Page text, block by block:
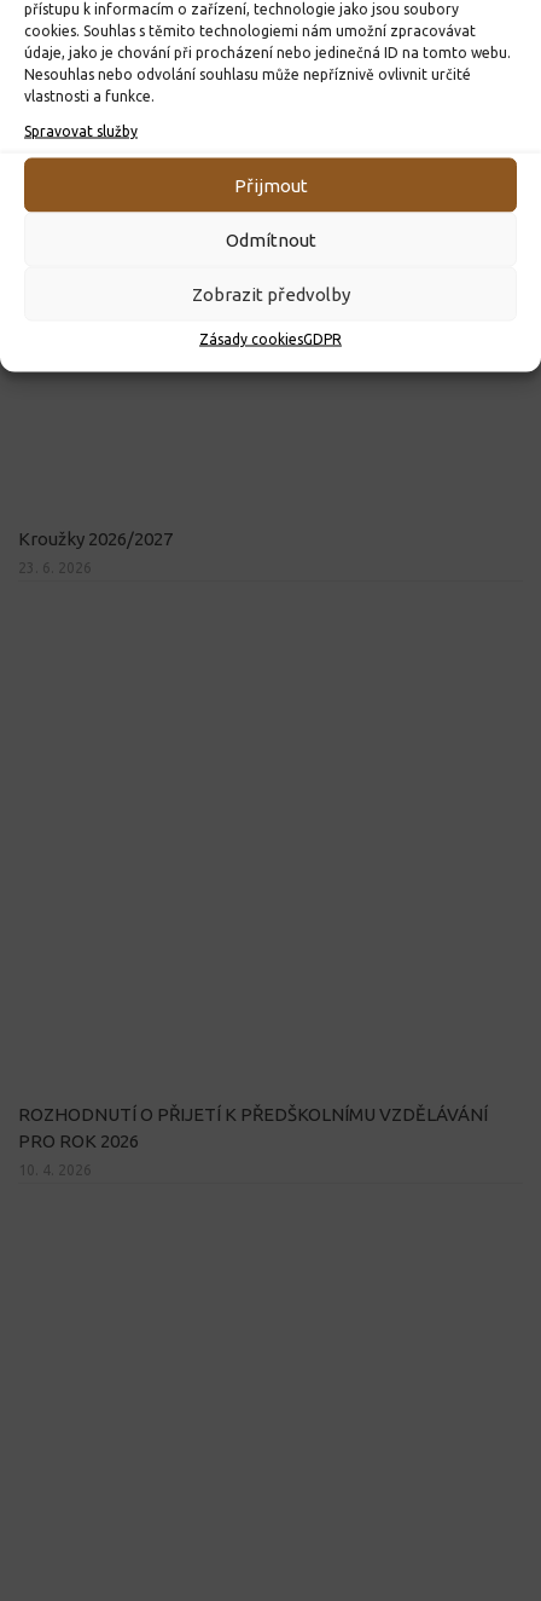
přístupu k informacím o zařízení, technologie jako jsou soubory
cookies. Souhlas s těmito technologiemi nám umožní zpracovávat
údaje, jako je chování při procházení nebo jedinečná ID na tomto webu.
Nesouhlas nebo odvolání souhlasu může nepříznivě ovlivnit určité
vlastnosti a funkce.
Spravovat služby
Přijmout
Odmítnout
Zobrazit předvolby
Zásady cookiesGDPR
Kroužky 2026/2027
23. 6. 2026
ROZHODNUTÍ O PŘIJETÍ K PŘEDŠKOLNÍMU VZDĚLÁVÁNÍ
PRO ROK 2026
10. 4. 2026